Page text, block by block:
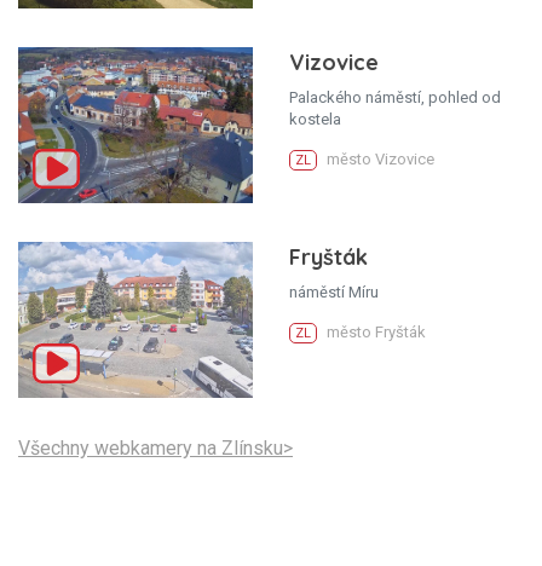
Vizovice
Palackého náměstí, pohled od
kostela
ZL město Vizovice
Fryšták
náměstí Míru
ZL město Fryšták
Všechny webkamery na Zlínsku>